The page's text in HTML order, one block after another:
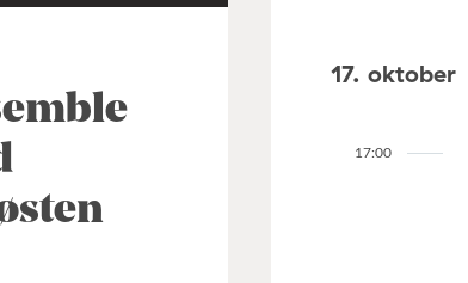
17. oktober
17:00